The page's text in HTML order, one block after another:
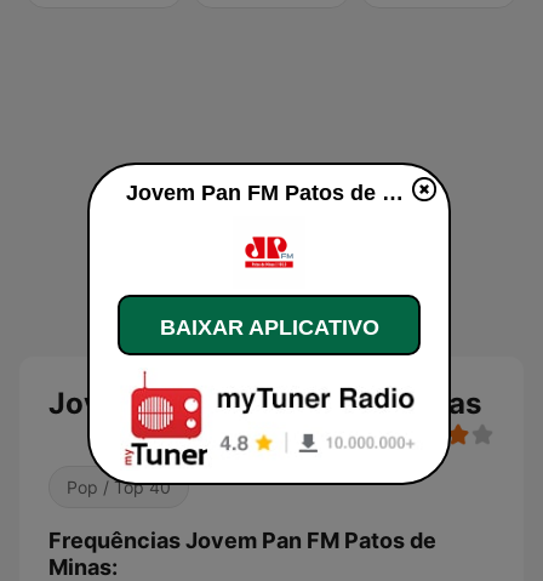
Jovem Pan FM Patos de Minas
Pop / Top 40
Frequências Jovem Pan FM Patos de
Minas:
Jovem Pan FM Patos de Minas ao vivo
BAIXAR APLICATIVO